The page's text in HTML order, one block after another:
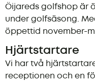
Öijareds golfshop är
under golfsäsong.
öppettid november-
Hjärtstartare
Vi har två
receptionen och en